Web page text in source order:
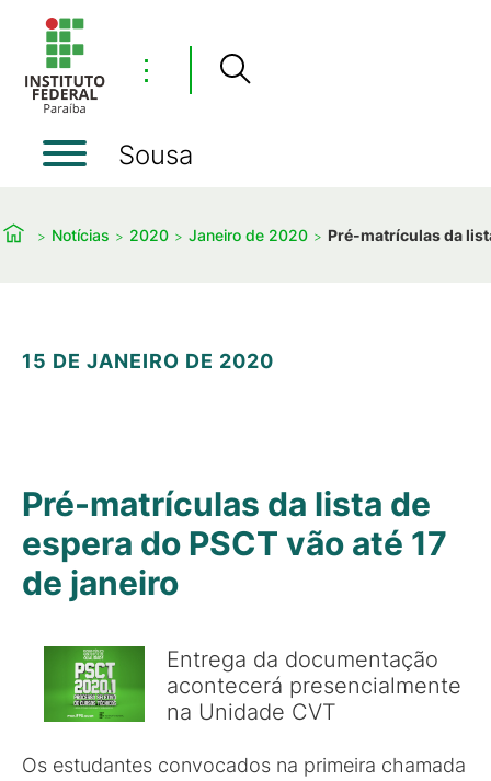
⋮
Sousa
Notícias 2020 Janeiro de 2020 Pré-matrículas da
15 DE JANEIRO DE 2020
Pré-matrículas da lista de
espera do PSCT vão até 17
de janeiro
Entrega da documentação
acontecerá presencialmente
na Unidade CVT
Os estudantes convocados na primeira chamada